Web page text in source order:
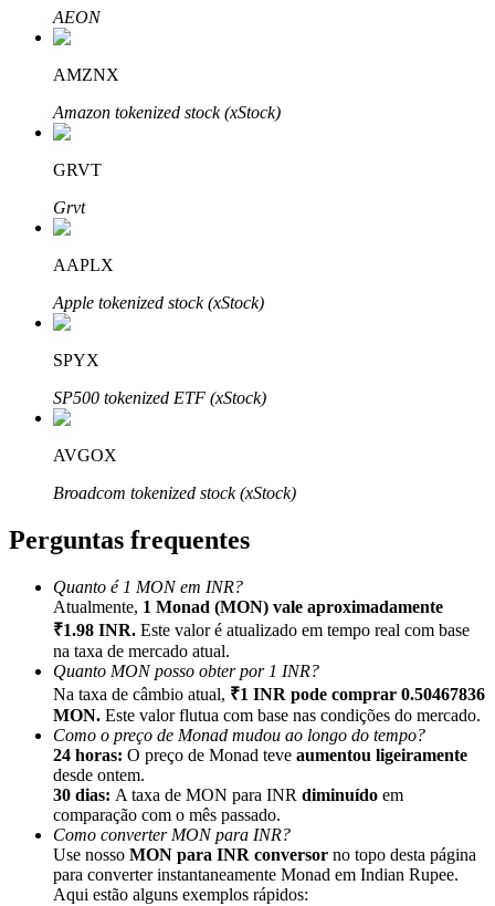
Afiliados Bitrue
Até 65% de comissões!
Indicação
Convide um amigo para receber recompensas em dinheiro
BTC Welcome Rewards
AEON
AMZNX
Amazon tokenized stock (xStock)
GRVT
Grvt
AAPLX
Apple tokenized stock (xStock)
SPYX
SP500 tokenized ETF (xStock)
AVGOX
Broadcom tokenized stock (xStock)
Perguntas frequentes
Quanto é 1 MON em INR?
Atualmente, 1 Monad (MON) vale aproximadamente
₹1.98 INR. Este valor é atualizado em tempo real com base
na taxa de mercado atual.
Quanto MON posso obter por 1 INR?
Na taxa de câmbio atual, ₹1 INR pode comprar 0.50467836
MON. Este valor flutua com base nas condições do mercado.
Como o preço de Monad mudou ao longo do tempo?
24 horas: O preço de Monad teve aumentou ligeiramente
desde ontem.
30 dias: A taxa de MON para INR diminuído em
comparação com o mês passado.
Como converter MON para INR?
Use nosso MON para INR conversor no topo desta página
para converter instantaneamente Monad em Indian Rupee.
Aqui estão alguns exemplos rápidos: